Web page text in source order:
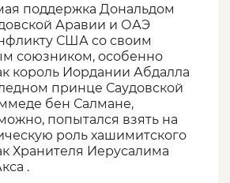
поддержка Дональдом
Аравии и ОАЭ
США со своим
союзником, особенно
король Иордании Абдалла
принце Саудовской
бен Салмане,
попытался взять на
роль хашимитского
Хранителя Иерусалима
.